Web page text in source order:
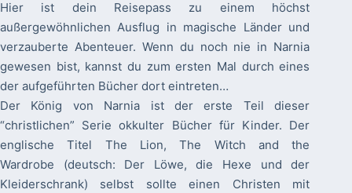
Hier ist dein Reisepass zu einem höchst
außergewöhnlichen Ausflug in magische Länder und
verzauberte Abenteuer. Wenn du noch nie in Narnia
gewesen bist, kannst du zum ersten Mal durch eines
der aufgeführten Bücher dort eintreten…
Der König von Narnia ist der erste Teil dieser
“christlichen” Serie okkulter Bücher für Kinder. Der
englische Titel The Lion, The Witch and the
Wardrobe (deutsch: Der Löwe, die Hexe und der
Kleiderschrank) selbst sollte einen Christen mit